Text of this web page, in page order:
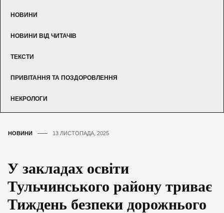
НОВИНИ
НОВИНИ ВІД ЧИТАЧІВ
ТЕКСТИ
ПРИВІТАННЯ ТА ПОЗДОРОВЛЕННЯ
НЕКРОЛОГИ
НОВИНИ 13 ЛИСТОПАДА, 2025
У закладах освіти
Тульчинського району триває
Тиждень безпеки дорожнього